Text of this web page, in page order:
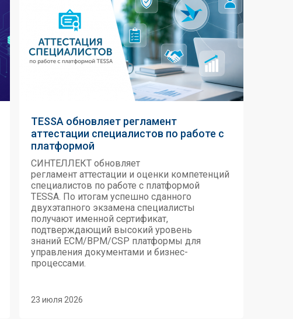
TESSA обновляет регламент
аттестации специалистов по работе с
платформой
СИНТЕЛЛЕКТ обновляет
регламент аттестации и оценки компетенций
специалистов по работе с платформой
TESSA. По итогам успешно сданного
двухэтапного экзамена специалисты
получают именной сертификат,
подтверждающий высокий уровень
знаний ECM/BPM/CSP платформы для
управления документами и бизнес-
процессами.
23 июля 2026